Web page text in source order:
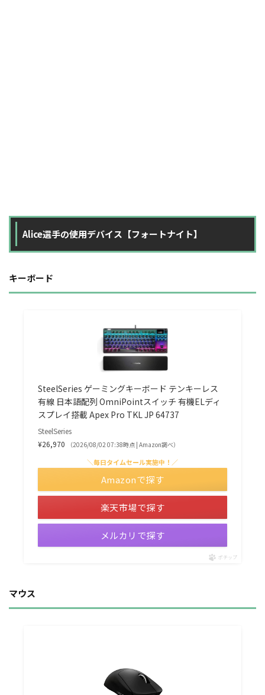
Alice選手の使用デバイス【フォートナイト】
キーボード
SteelSeries ゲーミングキーボード テンキーレス
有線 日本語配列 OmniPointスイッチ 有機ELディ
スプレイ搭載 Apex Pro TKL JP 64737
SteelSeries
¥26,970
（2026/08/02 07:38時点 | Amazon調べ）
＼毎日タイムセール実施中！／
Amazonで探す
楽天市場で探す
メルカリで探す
ポチップ
マウス